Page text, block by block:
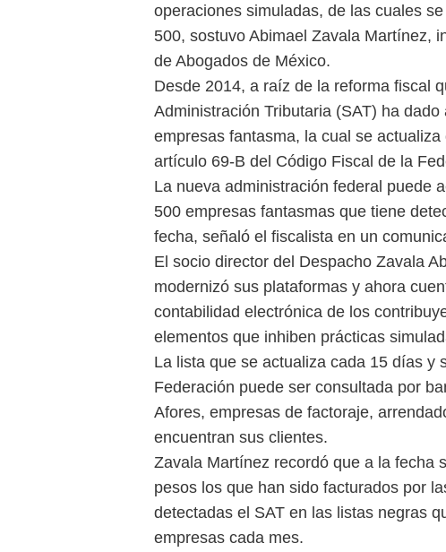
operaciones simuladas, de las cuales
500, sostuvo Abimael Zavala Martínez,
de Abogados de México.
Desde 2014, a raíz de la reforma fiscal
Administración Tributaria (SAT) ha
empresas fantasma, la cual se
artículo 69-B del Código Fiscal de la
La nueva administración federal puede
500 empresas fantasmas que tiene
fecha, señaló el fiscalista en un
El socio director del Despacho Zavala
modernizó sus plataformas y ahora
contabilidad electrónica de los
elementos que inhiben prácticas
La lista que se actualiza cada 15 días y
Federación puede ser consultada por
Afores, empresas de factoraje,
encuentran sus clientes.
Zavala Martínez recordó que a la fecha
pesos los que han sido facturados por
detectadas el SAT en las listas negras
empresas cada mes.